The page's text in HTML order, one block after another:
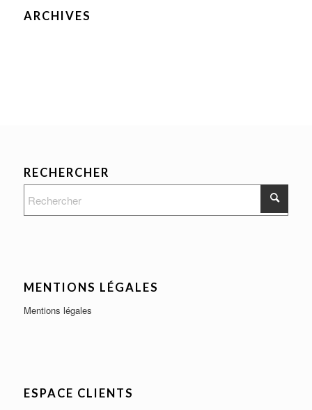
ARCHIVES
RECHERCHER
MENTIONS LÉGALES
Mentions légales
ESPACE CLIENTS